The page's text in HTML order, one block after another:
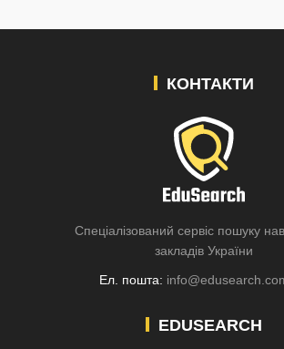
КОНТАКТИ
Спеціалізований сервіс пошуку
закладів України
Ел. пошта:
EDUSEARCH